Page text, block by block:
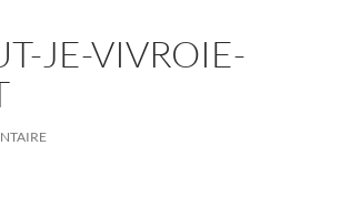
JE-VIVROIE-